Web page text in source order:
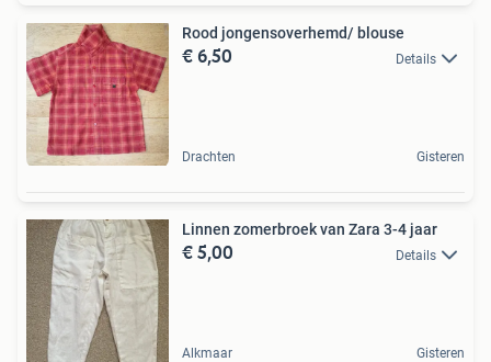
Rood jongensoverhemd/ blouse
€ 6,50 Details
Drachten Gisteren
Linnen zomerbroek van Zara 3-4 jaar
€ 5,00 Details
Alkmaar Gisteren